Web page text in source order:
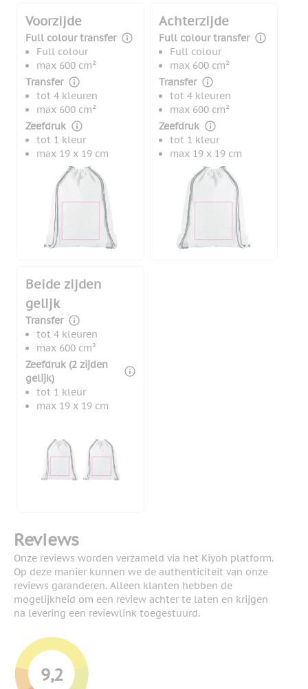
Voorzijde
Full colour transfer
Full colour
max 600 cm²
Transfer
tot 4 kleuren
max 600 cm²
Zeefdruk
tot 1 kleur
max 19 x 19 cm
Achterzijde
Full colour transfer
Full colour
max 600 cm²
Transfer
tot 4 kleuren
max 600 cm²
Zeefdruk
tot 1 kleur
max 19 x 19 cm
Beide zijden
gelijk
Transfer
tot 4 kleuren
max 600 cm²
Zeefdruk (2 zijden
gelijk)
tot 1 kleur
max 19 x 19 cm
Reviews
Onze reviews worden verzameld via het Kiyoh platform.
Op deze manier kunnen we de authenticiteit van onze
reviews garanderen. Alleen klanten hebben de
mogelijkheid om een review achter te laten en krijgen
na levering een reviewlink toegestuurd.
9,2